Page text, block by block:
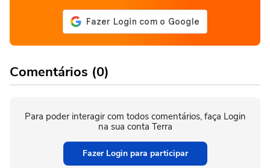
Comentários (0)
Para poder interagir com todos comentários, faça Login
na sua conta Terra
Fazer Login para participar